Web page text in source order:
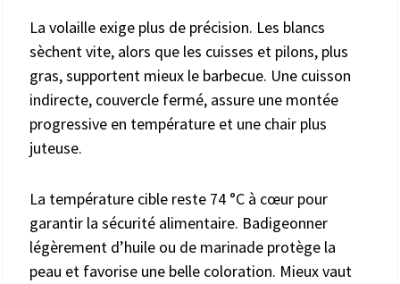
La volaille exige plus de précision. Les blancs
sèchent vite, alors que les cuisses et pilons, plus
gras, supportent mieux le barbecue. Une cuisson
indirecte, couvercle fermé, assure une montée
progressive en température et une chair plus
juteuse.
La température cible reste 74 °C à cœur pour
garantir la sécurité alimentaire. Badigeonner
légèrement d’huile ou de marinade protège la
peau et favorise une belle coloration. Mieux vaut